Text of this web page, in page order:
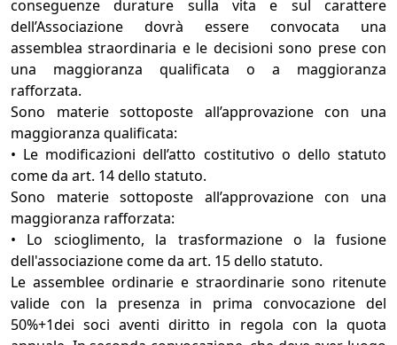
conseguenze durature sulla vita e sul carattere
dell’Associazione dovrà essere convocata una
assemblea straordinaria e le decisioni sono prese con
una maggioranza qualificata o a maggioranza
rafforzata.
Sono materie sottoposte all’approvazione con una
maggioranza qualificata:
• Le modificazioni dell’atto costitutivo o dello statuto
come da art. 14 dello statuto.
Sono materie sottoposte all’approvazione con una
maggioranza rafforzata:
• Lo scioglimento, la trasformazione o la fusione
dell'associazione come da art. 15 dello statuto.
Le assemblee ordinarie e straordinarie sono ritenute
valide con la presenza in prima convocazione del
50%+1dei soci aventi diritto in regola con la quota